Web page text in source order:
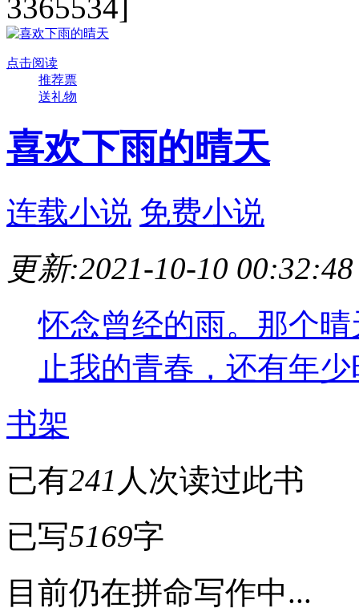
3365534]
点击阅读
推荐票
送礼物
喜欢下雨的晴天
连载小说 免费小说
更新:2021-10-10 00:32:48
怀念曾经的雨。那个
止我的青春，还有年
书架
已有241 人次读过此书
已写5169字
目前仍在拼命写作中...